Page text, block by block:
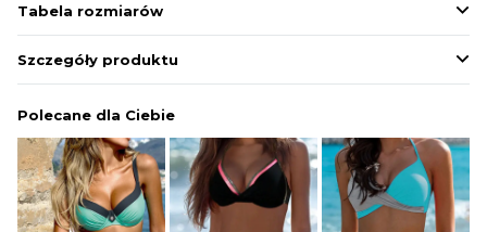
Tabela rozmiarów
Szczegóły produktu
Polecane dla Ciebie